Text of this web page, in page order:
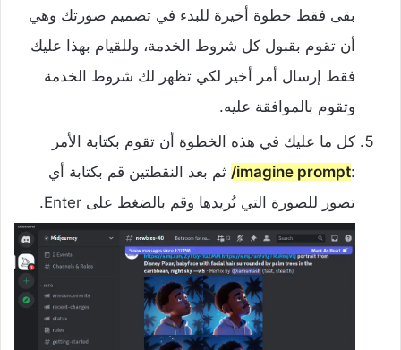
بقى فقط خطوة أخيرة للبدء في تصميم صورتك وهي
أن تقوم بقبول كل شروط الخدمة، وللقيام بهذا عليك
فقط إرسال أمر أخير لكي تظهر لك شروط الخدمة
وتقوم بالموافقة عليه.
كل ما عليك في هذه الخطوة أن تقوم بكتابة الأمر
:
imagine prompt/ ثم بعد النقطتين قم بكتابة أي
تصور للصورة التي تُريدها وقم بالضغط على Enter.